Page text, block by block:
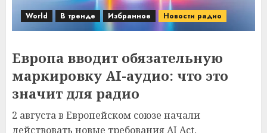
World В тренде Избранное Новости радио
Европа вводит обязательную
маркировку AI-аудио: что это
значит для радио
2 августа в Европейском союзе начали
действовать новые требования AI Act,